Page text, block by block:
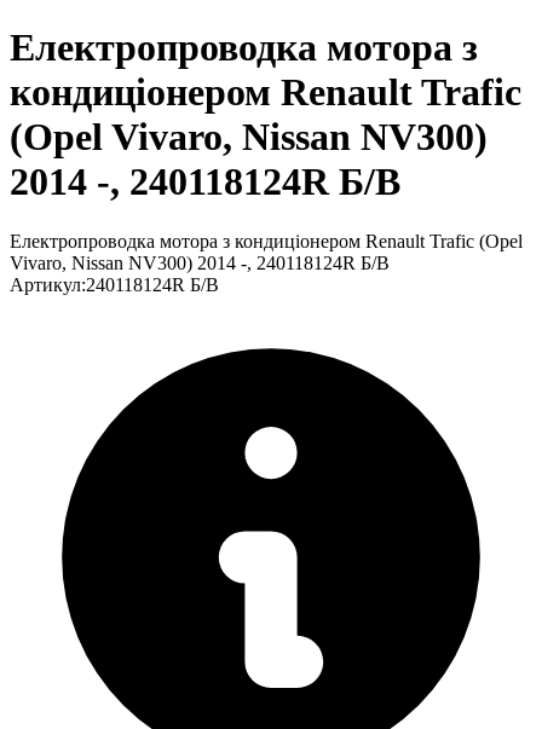
Електропроводка мотора з
кондиціонером Renault Trafic
(Opel Vivaro, Nissan NV300)
2014 -, 240118124R Б/В
Електропроводка мотора з кондиціонером Renault Trafic (Opel
Vivaro, Nissan NV300) 2014 -, 240118124R Б/В
Артикул:240118124R Б/В